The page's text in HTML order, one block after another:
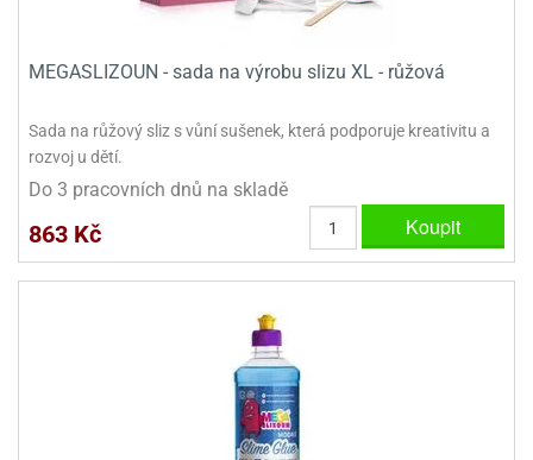
MEGASLIZOUN - sada na výrobu slizu XL - růžová
Sada na růžový sliz s vůní sušenek, která podporuje kreativitu a
rozvoj u dětí.
Do 3 pracovních dnů na skladě
863 Kč Koupit